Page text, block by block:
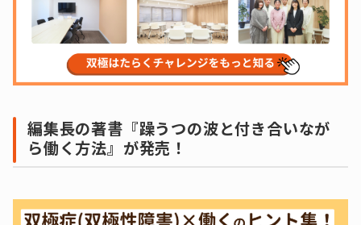
編集長の著書『躁うつの波と付き合いなが
ら働く方法』が発売！